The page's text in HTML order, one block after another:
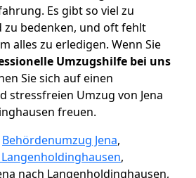
Es gibt so viel zu
zu bedenken, und oft fehlt
alles zu erledigen. Wenn Sie
Umzugshilfe bei uns
Sie sich auf einen
stressfreien Umzug von Jena
freuen.
Behördenumzug Jena,
,
nach Langenholdinghausen,